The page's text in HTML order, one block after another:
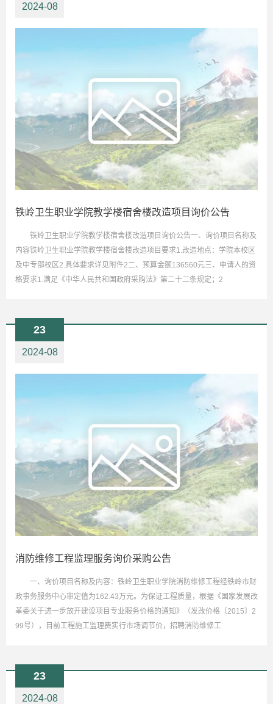
2024-08
铁岭卫生职业学院教学楼宿舍楼改造项目询价公告
铁岭卫生职业学院教学楼宿舍楼改造项目询价公告一、询价项目名称及
内容铁岭卫生职业学院教学楼宿舍楼改造项目要求1.改造地点：学院本校区
及中专部校区2.具体要求详见附件2二、预算金额136560元三、申请人的资
格要求1.满足《中华人民共和国政府采购法》第二十二条规定；2
23
2024-08
消防维修工程监理服务询价采购公告
一、询价项目名称及内容：铁岭卫生职业学院消防维修工程经铁岭市财
政事务服务中心审定值为162.43万元。为保证工程质量，根据《国家发展改
革委关于进一步放开建设项目专业服务价格的通知》（发改价格〔2015〕2
99号），目前工程施工监理费实行市场调节价，招聘消防维修工
23
2024-08